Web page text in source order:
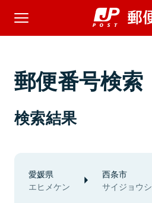
郵便番号検索
検索結果
愛媛県
エヒメケン
西条市
サイジョウシ